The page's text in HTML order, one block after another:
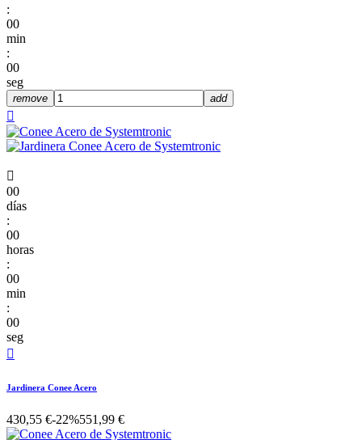
:
00
min
:
00
seg
remove add


00
días
:
00
horas
:
00
min
:
00
seg

Jardinera Conee Acero
430,55 €-22%551,99 €